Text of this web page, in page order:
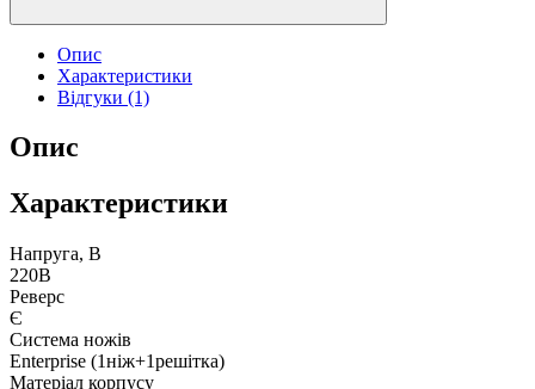
Опис
Характеристики
Відгуки (1)
Опис
Характеристики
Напруга, В
220В
Реверс
Є
Система ножів
Enterprise (1ніж+1решітка)
Матеріал корпусу